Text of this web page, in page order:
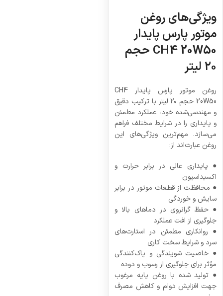
ویژگی‌های روغن
موتور پارس پایدار
CH4 20W50 حجم
۲۰ لیتر
روغن موتور پارس پایدار CH4
20W50 حجم ۲۰ لیتر با ترکیب دقیق
و مهندسی‌شده خود، عملکرد مطمئن
و پایداری را در شرایط مختلف فراهم
می‌سازد. مهم‌ترین ویژگی‌های این
روغن عبارت‌اند از:
● پایداری عالی در برابر حرارت و
اکسیداسیون
● محافظت از قطعات موتور در برابر
سایش و خوردگی
● حفظ گرانروی در دماهای بالا و
جلوگیری از افت عملکرد
● روانکاری مطمئن در استارت‌های
سرد و شرایط سخت کاری
● خاصیت شویندگی و پاک‌کنندگی
مؤثر برای جلوگیری از رسوب و دوده
● تولید شده با روغن پایه مرغوب
جهت افزایش دوام و کاهش مصرف